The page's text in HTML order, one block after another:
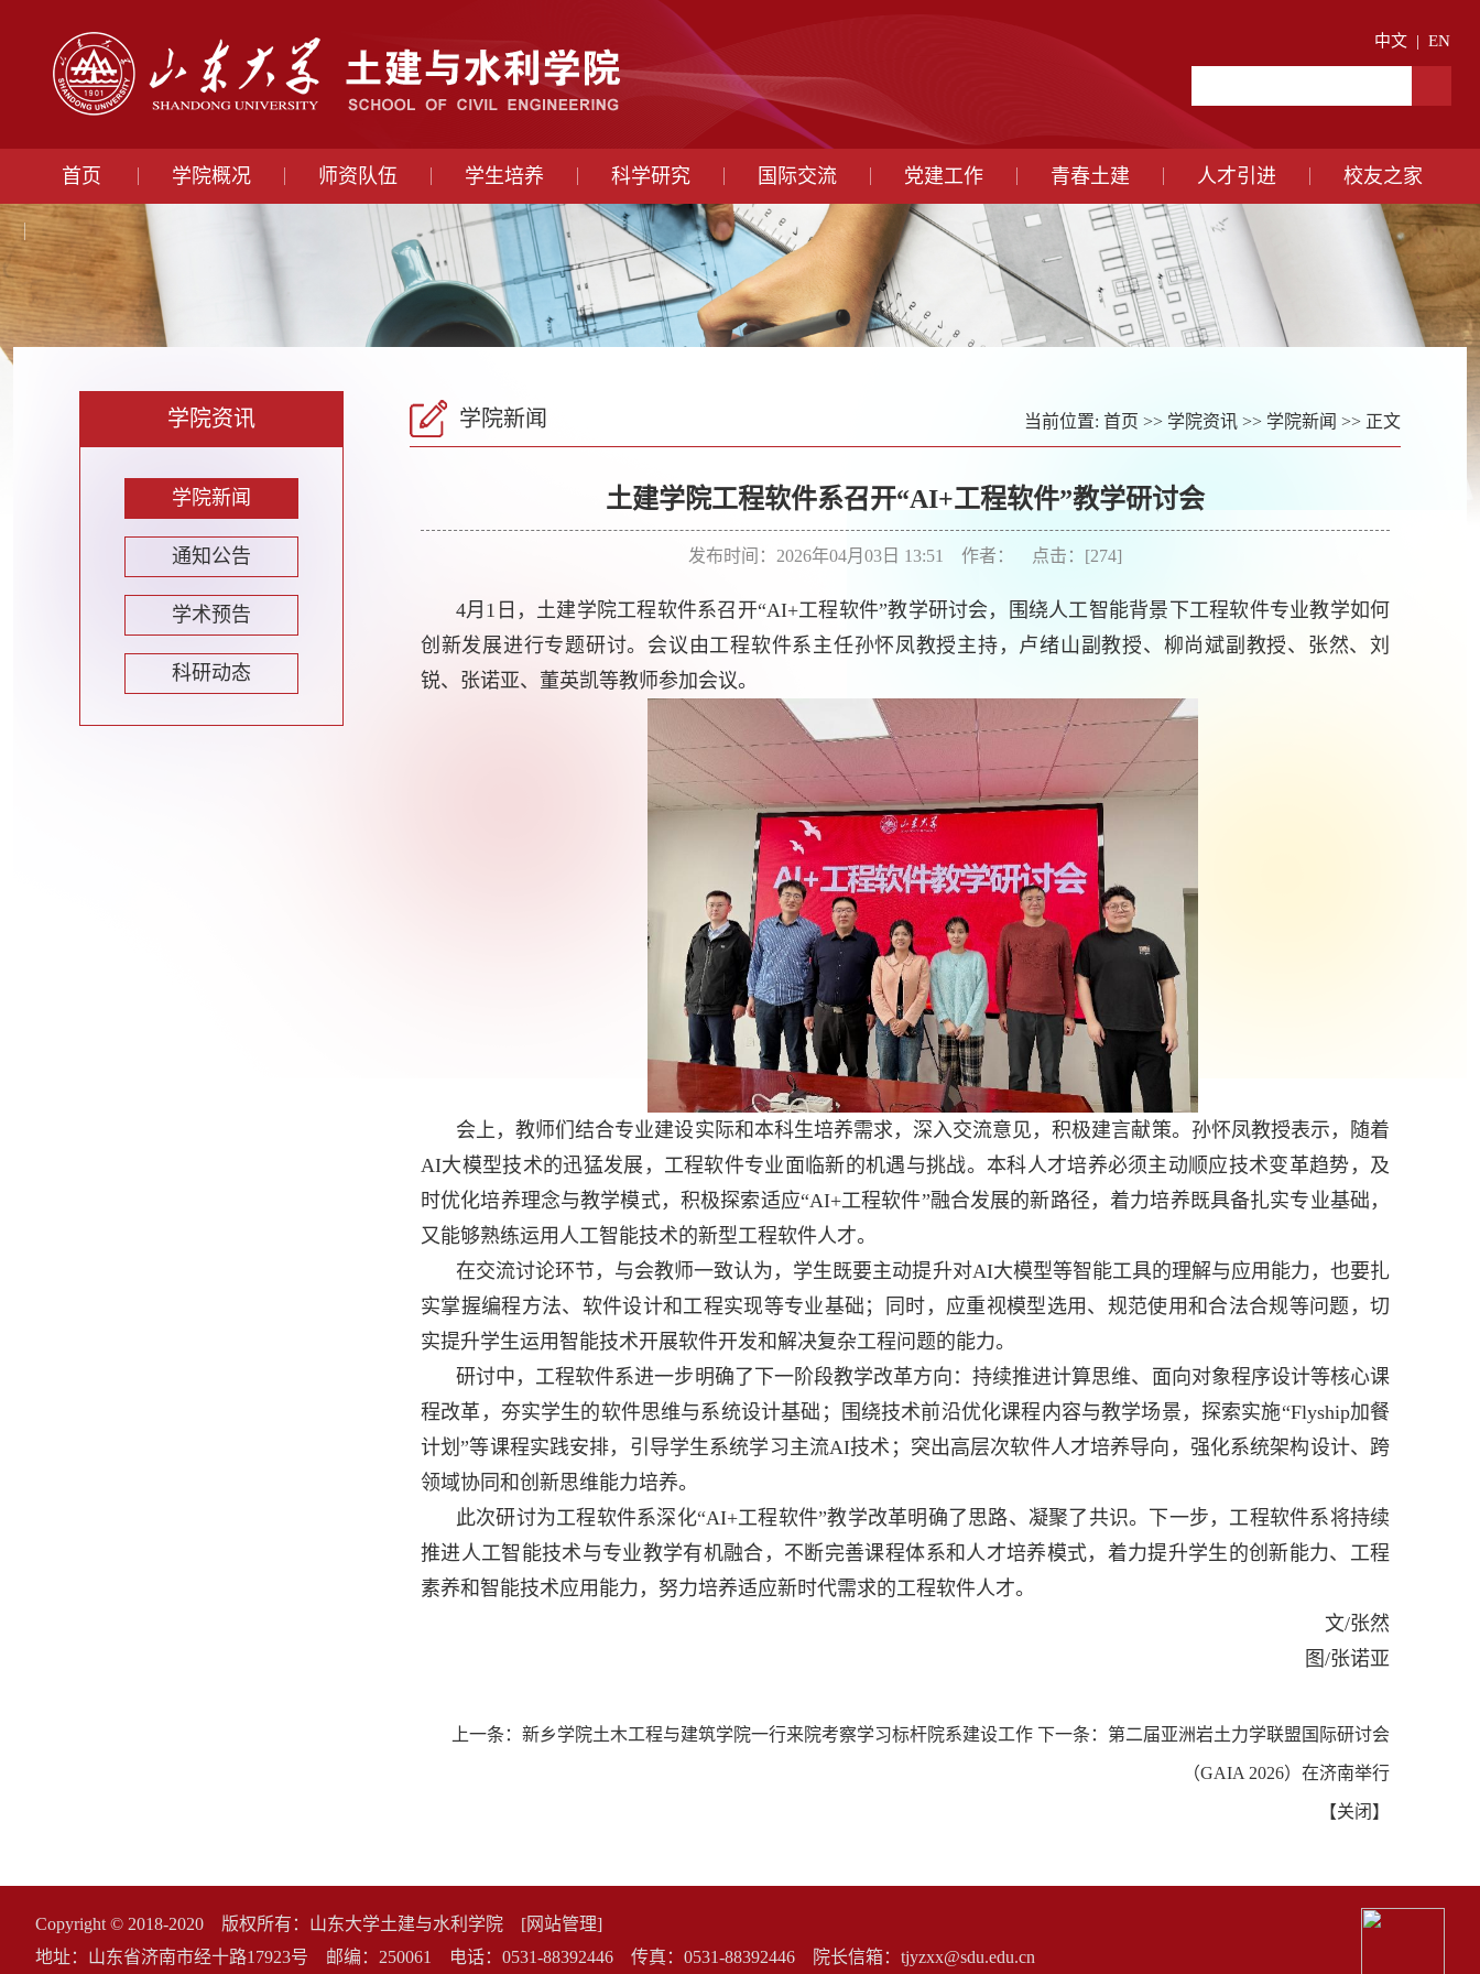
中文 | EN
首页 学院概况 师资队伍 学生培养 科学研究 国际交流 党建工作 青春土建 人才引进 校友之家
学院资讯
学院新闻
通知公告
学术预告
科研动态
学院新闻 当前位置: 首页 >> 学院资讯 >> 学院新闻 >> 正文
土建学院工程软件系召开“AI+工程软件”教学研讨会
发布时间：2026年04月03日 13:51 作者： 点击：[274]
4月1日，土建学院工程软件系召开“AI+工程软件”教学研讨会，围绕人工智能背景下工程软件专业教学如何
创新发展进行专题研讨。会议由工程软件系主任孙怀凤教授主持，卢绪山副教授、柳尚斌副教授、张然、刘
锐、张诺亚、董英凯等教师参加会议。
会上，教师们结合专业建设实际和本科生培养需求，深入交流意见，积极建言献策。孙怀凤教授表示，随着
AI大模型技术的迅猛发展，工程软件专业面临新的机遇与挑战。本科人才培养必须主动顺应技术变革趋势，及
时优化培养理念与教学模式，积极探索适应“AI+工程软件”融合发展的新路径，着力培养既具备扎实专业基础，
又能够熟练运用人工智能技术的新型工程软件人才。
在交流讨论环节，与会教师一致认为，学生既要主动提升对AI大模型等智能工具的理解与应用能力，也要扎
实掌握编程方法、软件设计和工程实现等专业基础；同时，应重视模型选用、规范使用和合法合规等问题，切
实提升学生运用智能技术开展软件开发和解决复杂工程问题的能力。
研讨中，工程软件系进一步明确了下一阶段教学改革方向：持续推进计算思维、面向对象程序设计等核心课
程改革，夯实学生的软件思维与系统设计基础；围绕技术前沿优化课程内容与教学场景，探索实施“Flyship加餐
计划”等课程实践安排，引导学生系统学习主流AI技术；突出高层次软件人才培养导向，强化系统架构设计、跨
领域协同和创新思维能力培养。
此次研讨为工程软件系深化“AI+工程软件”教学改革明确了思路、凝聚了共识。下一步，工程软件系将持续
推进人工智能技术与专业教学有机融合，不断完善课程体系和人才培养模式，着力提升学生的创新能力、工程
素养和智能技术应用能力，努力培养适应新时代需求的工程软件人才。
文/张然
图/张诺亚
上一条： 新乡学院土木工程与建筑学院一行来院考察学习标杆院系建设工作 下一条： 第二届亚洲岩土力学联盟国际研讨会
（GAIA 2026）在济南举行
【关闭 】
Copyright © 2018-2020 版权所有：山东大学土建与水利学院 [网站管理]
地址：山东省济南市经十路17923号 邮编：250061 电话：0531-88392446 传真：0531-88392446 院长信箱：tjyzxx@sdu.edu.cn